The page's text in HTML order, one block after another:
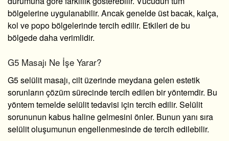
bölgelerine uygulanabilir. Ancak genelde üst bacak, kalça,
kol ve popo bölgelerinde tercih edilir. Etkileri de bu
bölgede daha verimlidir.
G5 Masajı Ne İşe Yarar?
G5 selülit masajı, cilt üzerinde meydana gelen estetik
sorunların çözüm sürecinde tercih edilen bir yöntemdir. Bu
yöntem temelde selülit tedavisi için tercih edilir. Selülit
sorununun kabus haline gelmesini önler. Bunun yanı sıra
selülit oluşumunun engellenmesinde de tercih edilebilir.